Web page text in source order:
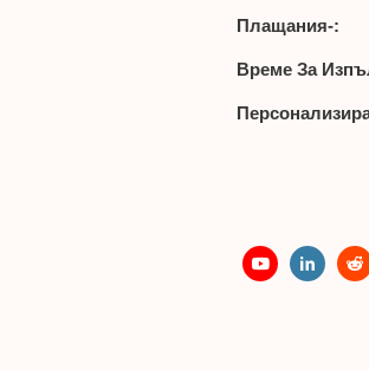
Плащания-:
Време За